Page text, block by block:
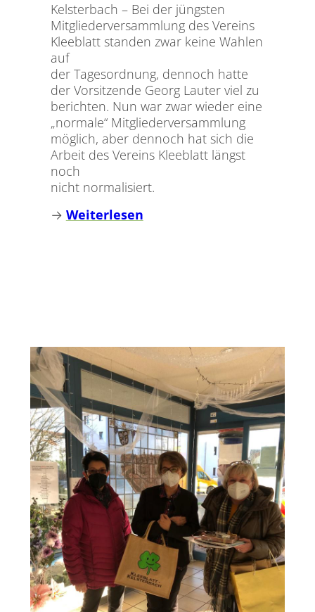
Kelsterbach – Bei der jüngsten
Mitgliederversammlung des Vereins
Kleeblatt standen zwar keine Wahlen
auf
der Tagesordnung, dennoch hatte
der Vorsitzende Georg Lauter viel zu
berichten. Nun war zwar wieder eine
„normale“ Mitgliederversammlung
möglich, aber dennoch hat sich die
Arbeit des Vereins Kleeblatt längst
noch
nicht normalisiert.
→ Weiterlesen